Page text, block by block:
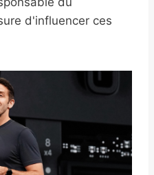
d'influencer ces